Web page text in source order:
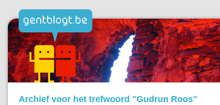
Archief voor het trefwoord "Gudrun Roos"